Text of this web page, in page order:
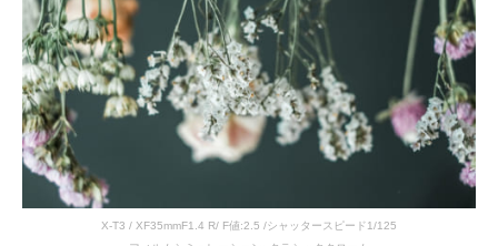
X-T3 / XF35mmF1.4 R/ F値:2.5 /シャッタースピード1/125